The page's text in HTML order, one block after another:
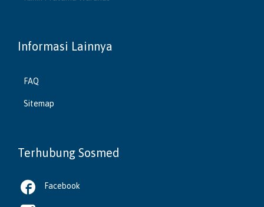
Informasi Lainnya
FAQ
Sitemap
Terhubung Sosmed
 Facebook